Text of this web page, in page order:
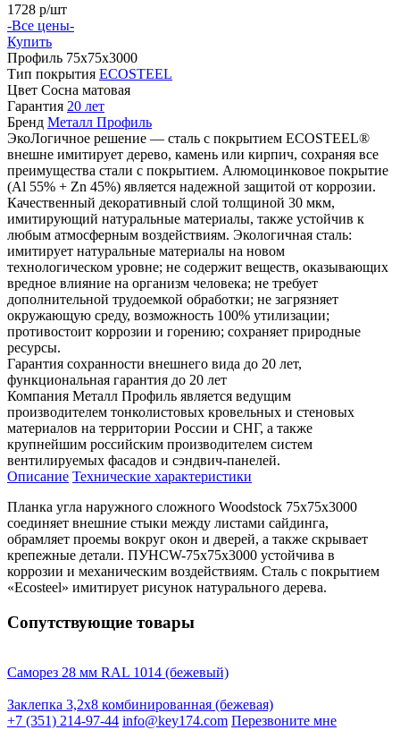
1728 р/шт
-Все цены-
Купить
Профиль 75х75х3000
Тип покрытия ECOSTEEL
Цвет Сосна матовая
Гарантия 20 лет
Бренд Металл Профиль
ЭкоЛогичное решение — сталь с покрытием ECOSTEEL®
внешне имитирует дерево, камень или кирпич, сохраняя все
преимущества стали с покрытием. Алюмоцинковое покрытие
(Аl 55% + Zn 45%) является надежной защитой от коррозии.
Качественный декоративный слой толщиной 30 мкм,
имитирующий натуральные материалы, также устойчив к
любым атмосферным воздействиям. Экологичная сталь:
имитирует натуральные материалы на новом
технологическом уровне; не содержит веществ, оказывающих
вредное влияние на организм человека; не требует
дополнительной трудоемкой обработки; не загрязняет
окружающую среду, возможность 100% утилизации;
противостоит коррозии и горению; сохраняет природные
ресурсы.
Гарантия сохранности внешнего вида до 20 лет,
функциональная гарантия до 20 лет
Компания Металл Профиль является ведущим
производителем тонколистовых кровельных и стеновых
материалов на территории России и СНГ, а также
крупнейшим российским производителем систем
вентилируемых фасадов и сэндвич-панелей.
Описание Технические характеристики
Планка угла наружного сложного Woodstock 75х75х3000
соединяет внешние стыки между листами сайдинга,
обрамляет проемы вокруг окон и дверей, а также скрывает
крепежные детали. ПУНСW-75х75х3000 устойчива в
коррозии и механическим воздействиям. Сталь с покрытием
«Ecosteel» имитирует рисунок натурального дерева.
Сопутствующие товары
Саморез 28 мм RAL 1014 (бежевый)
Заклепка 3,2х8 комбинированная (бежевая)
+7 (351) 214-97-44 info@key174.com Перезвоните мне